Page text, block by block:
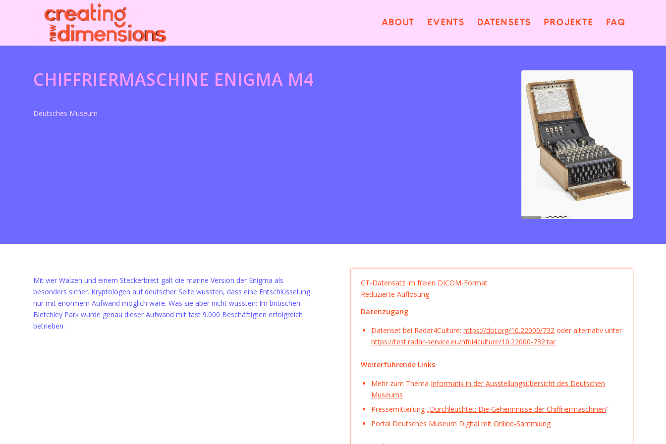
ABOUT EVENTS DATENSETS PROJEKTE FAQ
CHIFFRIERMASCHINE ENIGMA M4
Deutsches Museum
Mit vier Walzen und einem Steckerbrett galt die marine Version der Enigma als
besonders sicher. Kryptologen auf deutscher Seite wussten, dass eine Entschlüsselung
nur mit enormem Aufwand möglich wäre. Was sie aber nicht wussten: Im britischen
Bletchley Park wurde genau dieser Aufwand mit fast 9.000 Beschäftigten erfolgreich
betrieben.
CT-Datensatz im freien DICOM-Format
Reduzierte Auflösung
Datenzugang
Datenset bei Radar4Culture:https://doi.org/10.22000/732 oder alternativ unter
https://test.radar-service.eu/nfdi4culture/10.22000-732.tar
Weiterführende Links
Mehr zum Thema Informatik in der Ausstellungsübersicht des Deutschen
Museums
Pressemitteilung „Durchleuchtet: Die Geheimnisse der Chiffriermaschinen“
Portal Deutsches Museum Digital mitOnline-Sammlung